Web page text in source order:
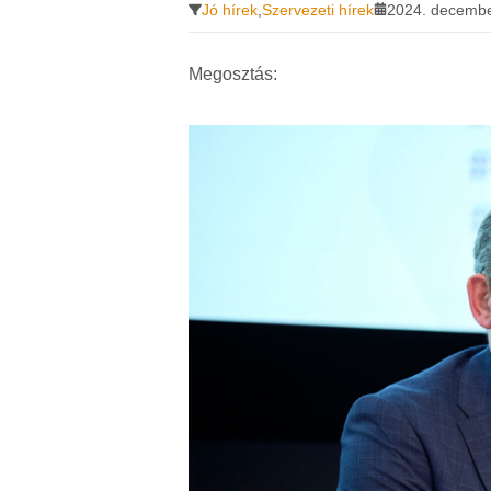
Jó hírek Szervezeti hírek 2024.
Megosztás: